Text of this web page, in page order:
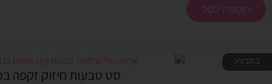
הוספה לסל
במבצע
סט טבעות חיזוק זקפה